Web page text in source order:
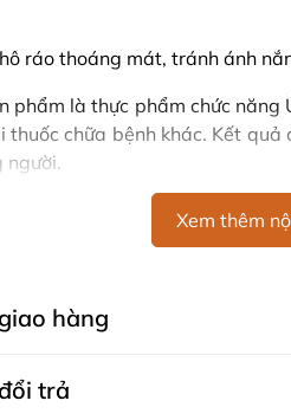
ráo thoáng mát, tránh ánh
phẩm là thực phẩm chức
thuốc chữa bệnh khác. Kết
người.
& gối cho bé Euky Bear
thể đặt mua Xịt phòng & gối
| Ausmart Commercial
liên hệ đặt hàng:
Xem thêm
hàng
trả